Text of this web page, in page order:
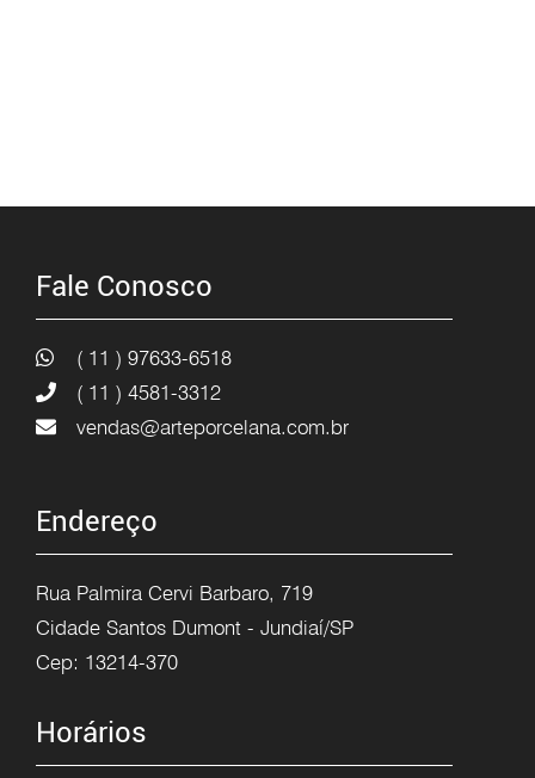
Fale Conosco
( 11 ) 97633-6518
( 11 ) 4581-3312
vendas@arteporcelana.com.br
Endereço
Rua Palmira Cervi Barbaro, 719
Cidade Santos Dumont - Jundiaí/SP
Cep: 13214-370
Horários